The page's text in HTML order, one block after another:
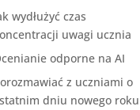
wydłużyć czas
uwagi ucznia
odporne na AI
z uczniami o
dniu nowego roku